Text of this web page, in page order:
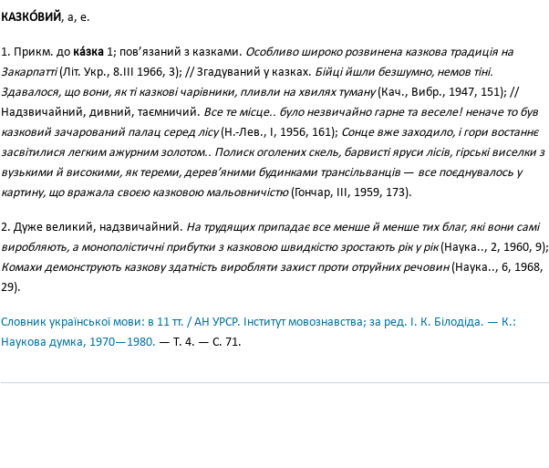
КАЗКО́ВИЙ, а, е.
1. Прикм. до ка́зка 1; пов’язаний з казками. Особливо широко розвинена казкова традиція на
Закарпатті(Літ. Укр., 8.III 1966, 3); // Згадуваний у казках. Бійці йшли безшумно, немов тіні.
Здавалося, що вони, як ті казкові чарівники, пливли на хвилях туману(Кач., Вибр., 1947, 151); //
Надзвичайний, дивний, таємничий. Все те місце.. було незвичайно гарне та веселе! неначе то був
казковий зачарований палац серед лісу(Н.-Лев., І, 1956, 161); Сонце вже заходило, і гори востаннє
засвітилися легким ажурним золотом.. Полиск оголених скель, барвисті яруси лісів, гірські виселки з
вузькими й високими, як тереми, дерев’яними будинками трансільванців — все поєднувалось у
картину, що вражала своєю казковою мальовничістю(Гончар, III, 1959, 173).
2. Дуже великий, надзвичайний. На трудящих припадає все менше й менше тих благ, які вони самі
виробляють, а монополістичні прибутки з казковою швидкістю зростають рік у рік(Наука.., 2, 1960, 9);
Комахи демонструють казкову здатність виробляти захист проти отруйних речовин(Наука.., 6, 1968,
29).
Словник української мови: в 11 тт. / АН УРСР. Інститут мовознавства; за ред. І. К. Білодіда. — К.:
Наукова думка, 1970—1980. — Т. 4. — С. 71.